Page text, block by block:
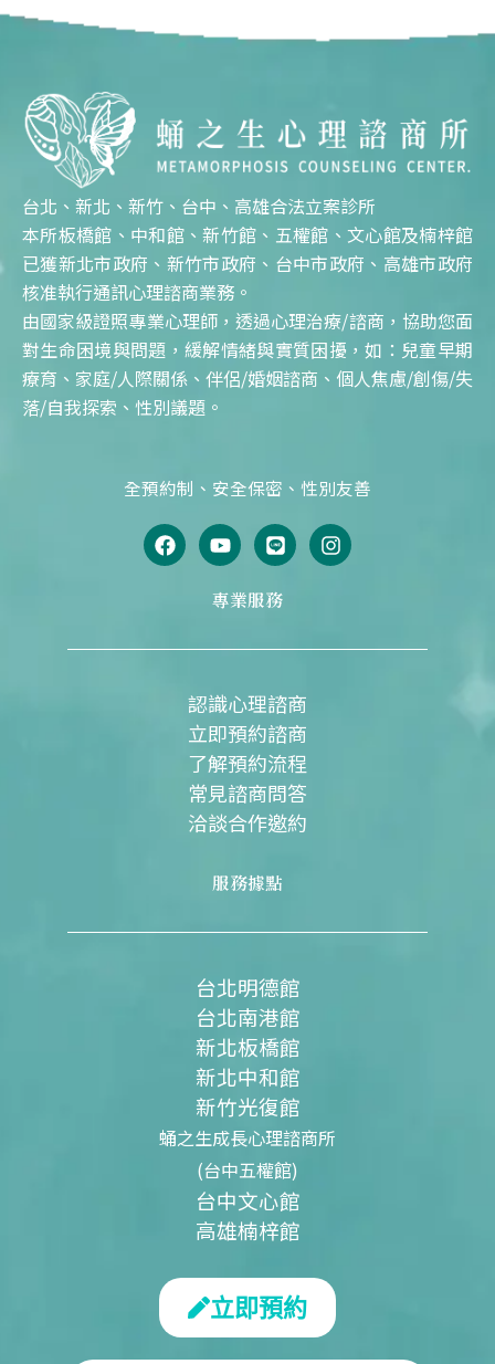
台北、新北、新竹、台中、高雄合法立案診所
本所板橋館、中和館、新竹館、五權館、文心館及楠梓館
已獲新北市政府、新竹市政府、台中市政府、高雄市政府
核准執行通訊心理諮商業務。
由國家級證照專業心理師，透過心理治療/諮商，協助您面
對生命困境與問題，緩解情緒與實質困擾，如：兒童早期
療育、家庭/人際關係、伴侶/婚姻諮商、個人焦慮/創傷/失
落/自我探索、性別議題。
全預約制、安全保密、性別友善
F
a
c
o
Y
o
u
t
u
e
L
i
n
e
I
n
s
r
專業服務
認識心理諮商
立即預約諮商
了解預約流程
常見諮商問答
洽談合作邀約
服務據點
台北明德館
台北南港館
新北板橋館
新北中和館
新竹光復館
蛹之生成長心理諮商所
(台中五權館)
台中文心館
高雄楠梓館
立即預約